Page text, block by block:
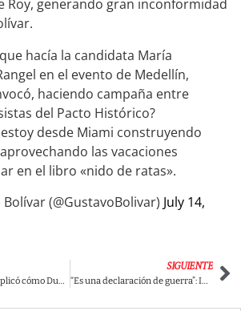
Roy, generando gran inconformidad
hacía la candidata María
en el evento de Medellín,
haciendo campaña entre
del Pacto Histórico?
desde Miami construyendo
las vacaciones
en el libro «nido de ratas».
(@GustavoBolivar) July 14,
SIGUIENTE
“Es una declaración de guerra”: Ingrid Betancourt ‘berraca’ por decisión de Humberto de la Calle